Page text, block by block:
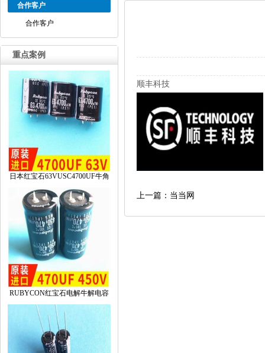
合作客户
合作客户
重点案例
日本红宝石63VUSC4700UF牛角
RUBYCON红宝石电解牛解电容
顺丰科技
上一篇：当当网